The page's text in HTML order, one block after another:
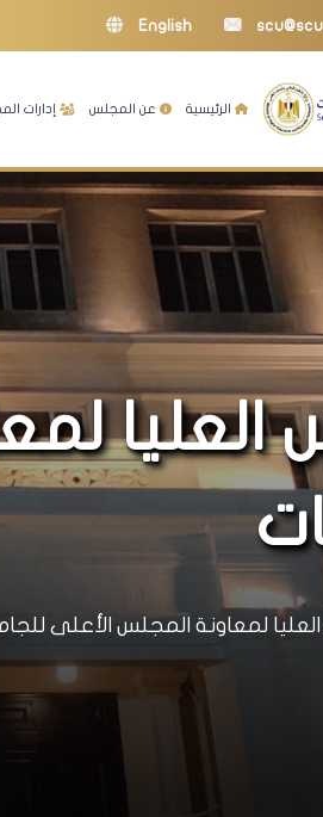
English
الرئيسية عن المجلس إدارات
العليا
لمعاونة المجلس الأعلى